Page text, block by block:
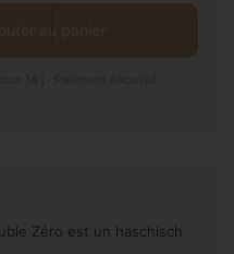
Zéro est un haschisch